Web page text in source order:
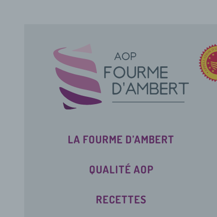
LA FOURME D’AMBERT
QUALITÉ AOP
RECETTES